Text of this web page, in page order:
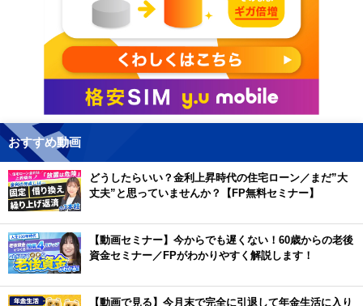
おすすめ動画
どうしたらいい？金利上昇時代の住宅ローン／まだ”大
丈夫”と思っていませんか？【FP無料セミナー】
【動画セミナー】今からでも遅くない！60歳からの老後
資金セミナー／FPがわかりやすく解説します！
【動画で見る】今月末で完全に引退して年金生活に入り